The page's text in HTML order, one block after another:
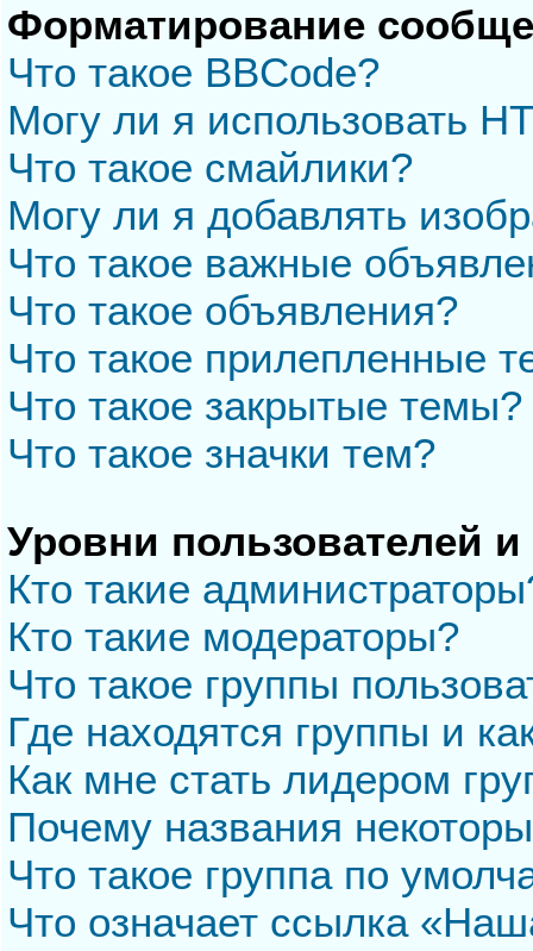
Форматирование
Что такое BBCode?
Могу ли я использовать
Что такое смайлики?
Могу ли я добавлять
Что такое важные
Что такое объявления?
Что такое прилепленные
Что такое закрытые темы?
Что такое значки тем?
Уровни пользователей
Кто такие
Кто такие модераторы?
Что такое группы
Где находятся группы и
Как мне стать лидером
Почему названия
Что такое группа по
Что означает ссылка